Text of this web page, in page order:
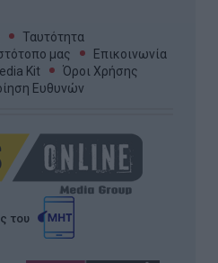
Ταυτότητα
μας
Επικοινωνία
Kit
Όροι Χρήσης
Ευθυνών
του